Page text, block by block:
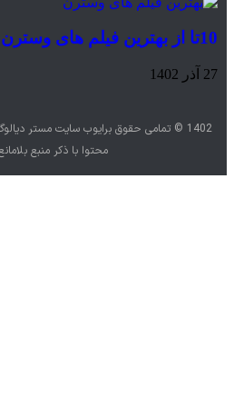
10تا از بهترین فیلم های وسترن دنیا از نظر IMDb
27 آذر 1402
1402 © تمامی حقوق برایوب سایت مستر
محتوا با ذکر منبع